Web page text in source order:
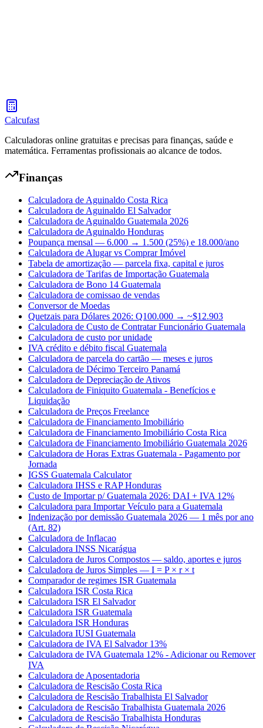
metabólica basal, nível de atividade e metas de peso
Calcufast
Calculadoras online gratuitas e precisas para finanças, saúde e
matemática. Ferramentas profissionais ao alcance de todos.
Finanças
Calculadora de Aguinaldo Costa Rica
Calculadora de Aguinaldo El Salvador
Calculadora de Aguinaldo Guatemala 2026
Calculadora de Aguinaldo Honduras
Poupança mensal — 6.000 → 1.500 (25%) e 18.000/ano
Calculadora de Alugar vs Comprar Imóvel
Tabela de amortização — parcela fixa, capital e juros
Calculadora de Tarifas de Importação Guatemala
Calculadora de Bono 14 Guatemala
Calculadora de comissao de vendas
Conversor de Moedas
Quetzais para Dólares 2026: Q100.000 → ~$12.903
Calculadora de Custo de Contratar Funcionário Guatemala
Calculadora de custo por unidade
IVA crédito e débito fiscal Guatemala
Calculadora de parcela do cartão — meses e juros
Calculadora de Décimo Terceiro Panamá
Calculadora de Depreciação de Ativos
Calculadora de Finiquito Guatemala - Benefícios e
Liquidação
Calculadora de Preços Freelance
Calculadora de Financiamento Imobiliário
Calculadora de Financiamento Imobiliário Costa Rica
Calculadora de Financiamento Imobiliário Guatemala 2026
Calculadora de Horas Extras Guatemala - Pagamento por
Jornada
IGSS Guatemala Calculator
Calculadora IHSS e RAP Honduras
Custo de Importar p/ Guatemala 2026: DAI + IVA 12%
Calculadora para Importar Veículo para a Guatemala
Indenização por demissão Guatemala 2026 — 1 mês por ano
(Art. 82)
Calculadora de Inflacao
Calculadora INSS Nicarágua
Calculadora de Juros Compostos — saldo, aportes e juros
Calculadora de Juros Simples — I = P × r × t
Comparador de regimes ISR Guatemala
Calculadora ISR Costa Rica
Calculadora ISR El Salvador
Calculadora ISR Guatemala
Calculadora ISR Honduras
Calculadora IUSI Guatemala
Calculadora de IVA El Salvador 13%
Calculadora de IVA Guatemala 12% - Adicionar ou Remover
IVA
Calculadora de Aposentadoria
Calculadora de Rescisão Costa Rica
Calculadora de Rescisão Trabalhista El Salvador
Calculadora de Rescisão Trabalhista Guatemala 2026
Calculadora de Rescisão Trabalhista Honduras